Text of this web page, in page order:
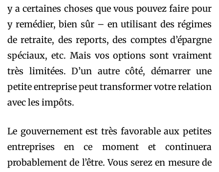
y a certaines choses que vous pouvez faire pour
y remédier, bien sûr – en utilisant des régimes
de retraite, des reports, des comptes d’épargne
spéciaux, etc. Mais vos options sont vraiment
très limitées. D’un autre côté, démarrer une
petite entreprise peut transformer votre relation
avec les impôts.
Le gouvernement est très favorable aux petites
entreprises en ce moment et continuera
probablement de l’être. Vous serez en mesure de